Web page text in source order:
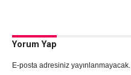
Yorum Yap
E-posta adresiniz yayınlanmayacak.